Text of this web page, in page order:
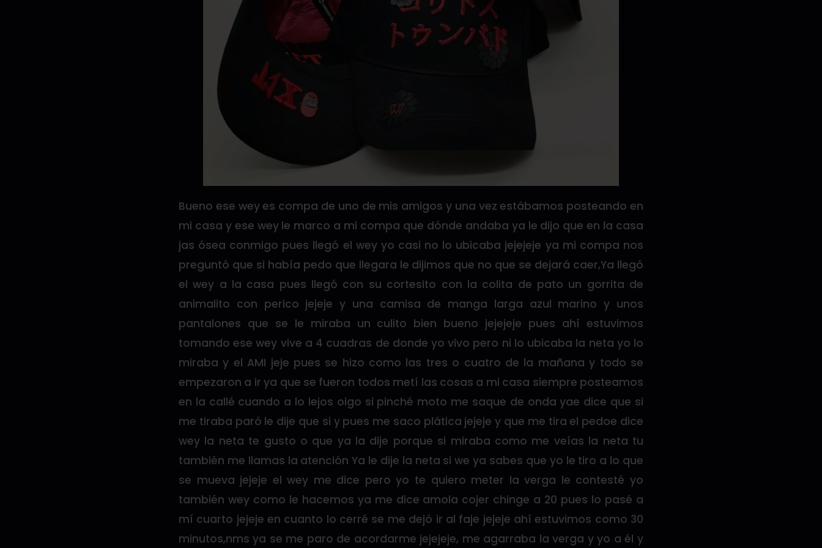
Bueno ese wey es compa de uno de mis amigos y una vez estábamos posteando en
mi casa y ese wey le marco a mi compa que dónde andaba ya le dijo que en la casa
jas ósea conmigo pues llegó el wey yo casi no lo ubicaba jejejeje ya mi compa nos
preguntó que si había pedo que llegara le dijimos que no que se dejará caer,Ya llegó
el wey a la casa pues llegó con su cortesito con la colita de pato un gorrita de
animalito con perico jejeje y una camisa de manga larga azul marino y unos
pantalones que se le miraba un culito bien bueno jejejeje pues ahí estuvimos
tomando ese wey vive a 4 cuadras de donde yo vivo pero ni lo ubicaba la neta yo lo
miraba y el AMI jeje pues se hizo como las tres o cuatro de la mañana y todo se
empezaron a ir ya que se fueron todos metí las cosas a mi casa siempre posteamos
en la callé cuando a lo lejos oigo si pinché moto me saque de onda yae dice que si
me tiraba paró le dije que si y pues me saco plática jejeje y que me tira el pedoe dice
wey la neta te gusto o que ya la dije porque si miraba como me veías la neta tu
también me llamas la atención Ya le dije la neta si we ya sabes que yo le tiro a lo que
se mueva jejeje el wey me dice pero yo te quiero meter la verga le contesté yo
también wey como le hacemos ya me dice amola cojer chinge a 20 pues lo pasé a
mí cuarto jejeje en cuanto lo cerré se me dejó ir al faje jejeje ahí estuvimos como 30
minutos,nms ya se me paro de acordarme jejejeje, me agarraba la verga y yo a él y